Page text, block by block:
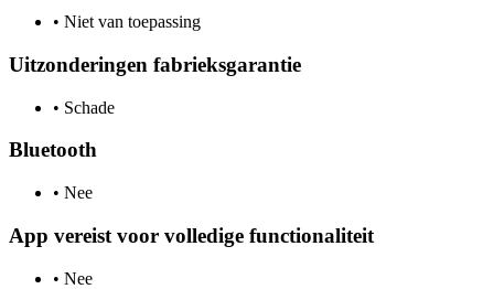
• Niet van toepassing
Uitzonderingen fabrieksgarantie
• Schade
Bluetooth
• Nee
App vereist voor volledige functionaliteit
• Nee